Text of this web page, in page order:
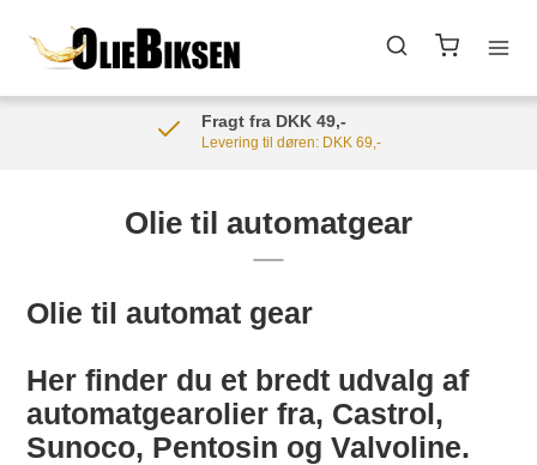
Fragt fra DKK 49,-
Levering til døren: DKK 69,-
Olie til automatgear
Olie til automat gear
Her finder du et bredt udvalg af
automatgearolier fra, Castrol,
Sunoco, Pentosin og Valvoline.